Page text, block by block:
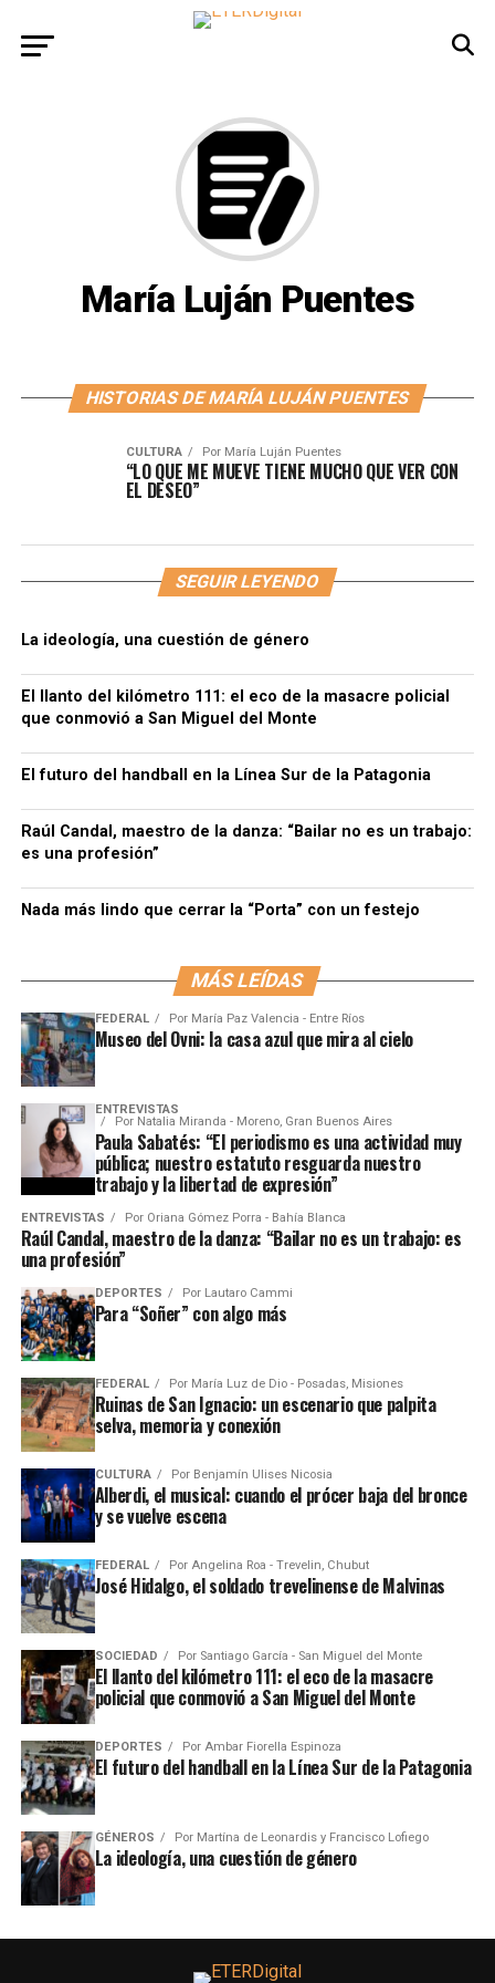
María Luján Puentes
HISTORIAS DE MARÍA LUJÁN PUENTES
CULTURA Por María Luján Puentes
“LO QUE ME MUEVE TIENE MUCHO QUE VER CON
EL DESEO”
SEGUIR LEYENDO
La ideología, una cuestión de género
El llanto del kilómetro 111: el eco de la masacre policial
que conmovió a San Miguel del Monte
El futuro del handball en la Línea Sur de la Patagonia
Raúl Candal, maestro de la danza: “Bailar no es un trabajo:
es una profesión”
Nada más lindo que cerrar la “Porta” con un festejo
MÁS LEÍDAS
FEDERAL Por María Paz Valencia - Entre Ríos
Museo del Ovni: la casa azul que mira al cielo
ENTREVISTAS
Por Natalia Miranda - Moreno, Gran Buenos Aires
Paula Sabatés: “El periodismo es una actividad muy
pública; nuestro estatuto resguarda nuestro
trabajo y la libertad de expresión”
ENTREVISTAS Por Oriana Gómez Porra - Bahía Blanca
Raúl Candal, maestro de la danza: “Bailar no es un trabajo: es
una profesión”
DEPORTES Por Lautaro Cammi
Para “Soñer” con algo más
FEDERAL Por María Luz de Dio - Posadas, Misiones
Ruinas de San Ignacio: un escenario que palpita
selva, memoria y conexión
CULTURA Por Benjamín Ulises Nicosia
Alberdi, el musical: cuando el prócer baja del bronce
y se vuelve escena
FEDERAL Por Angelina Roa - Trevelin, Chubut
José Hidalgo, el soldado trevelinense de Malvinas
SOCIEDAD Por Santiago García - San Miguel del Monte
El llanto del kilómetro 111: el eco de la masacre
policial que conmovió a San Miguel del Monte
DEPORTES Por Ambar Fiorella Espinoza
El futuro del handball en la Línea Sur de la Patagonia
GÉNEROS Por Martína de Leonardis y Francisco Lofiego
La ideología, una cuestión de género